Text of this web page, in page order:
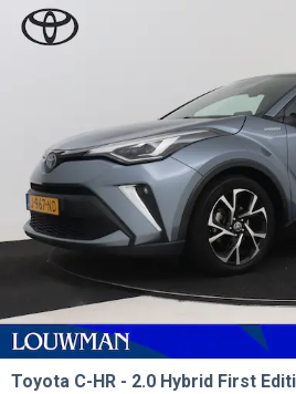
Toyota C-HR
2.0 Hybrid First